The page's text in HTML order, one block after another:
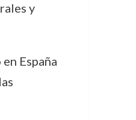
y
España